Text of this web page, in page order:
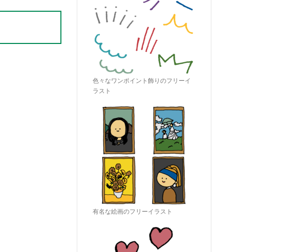
色々なワンポイント飾りのフリーイ
ラスト
有名な絵画のフリーイラスト